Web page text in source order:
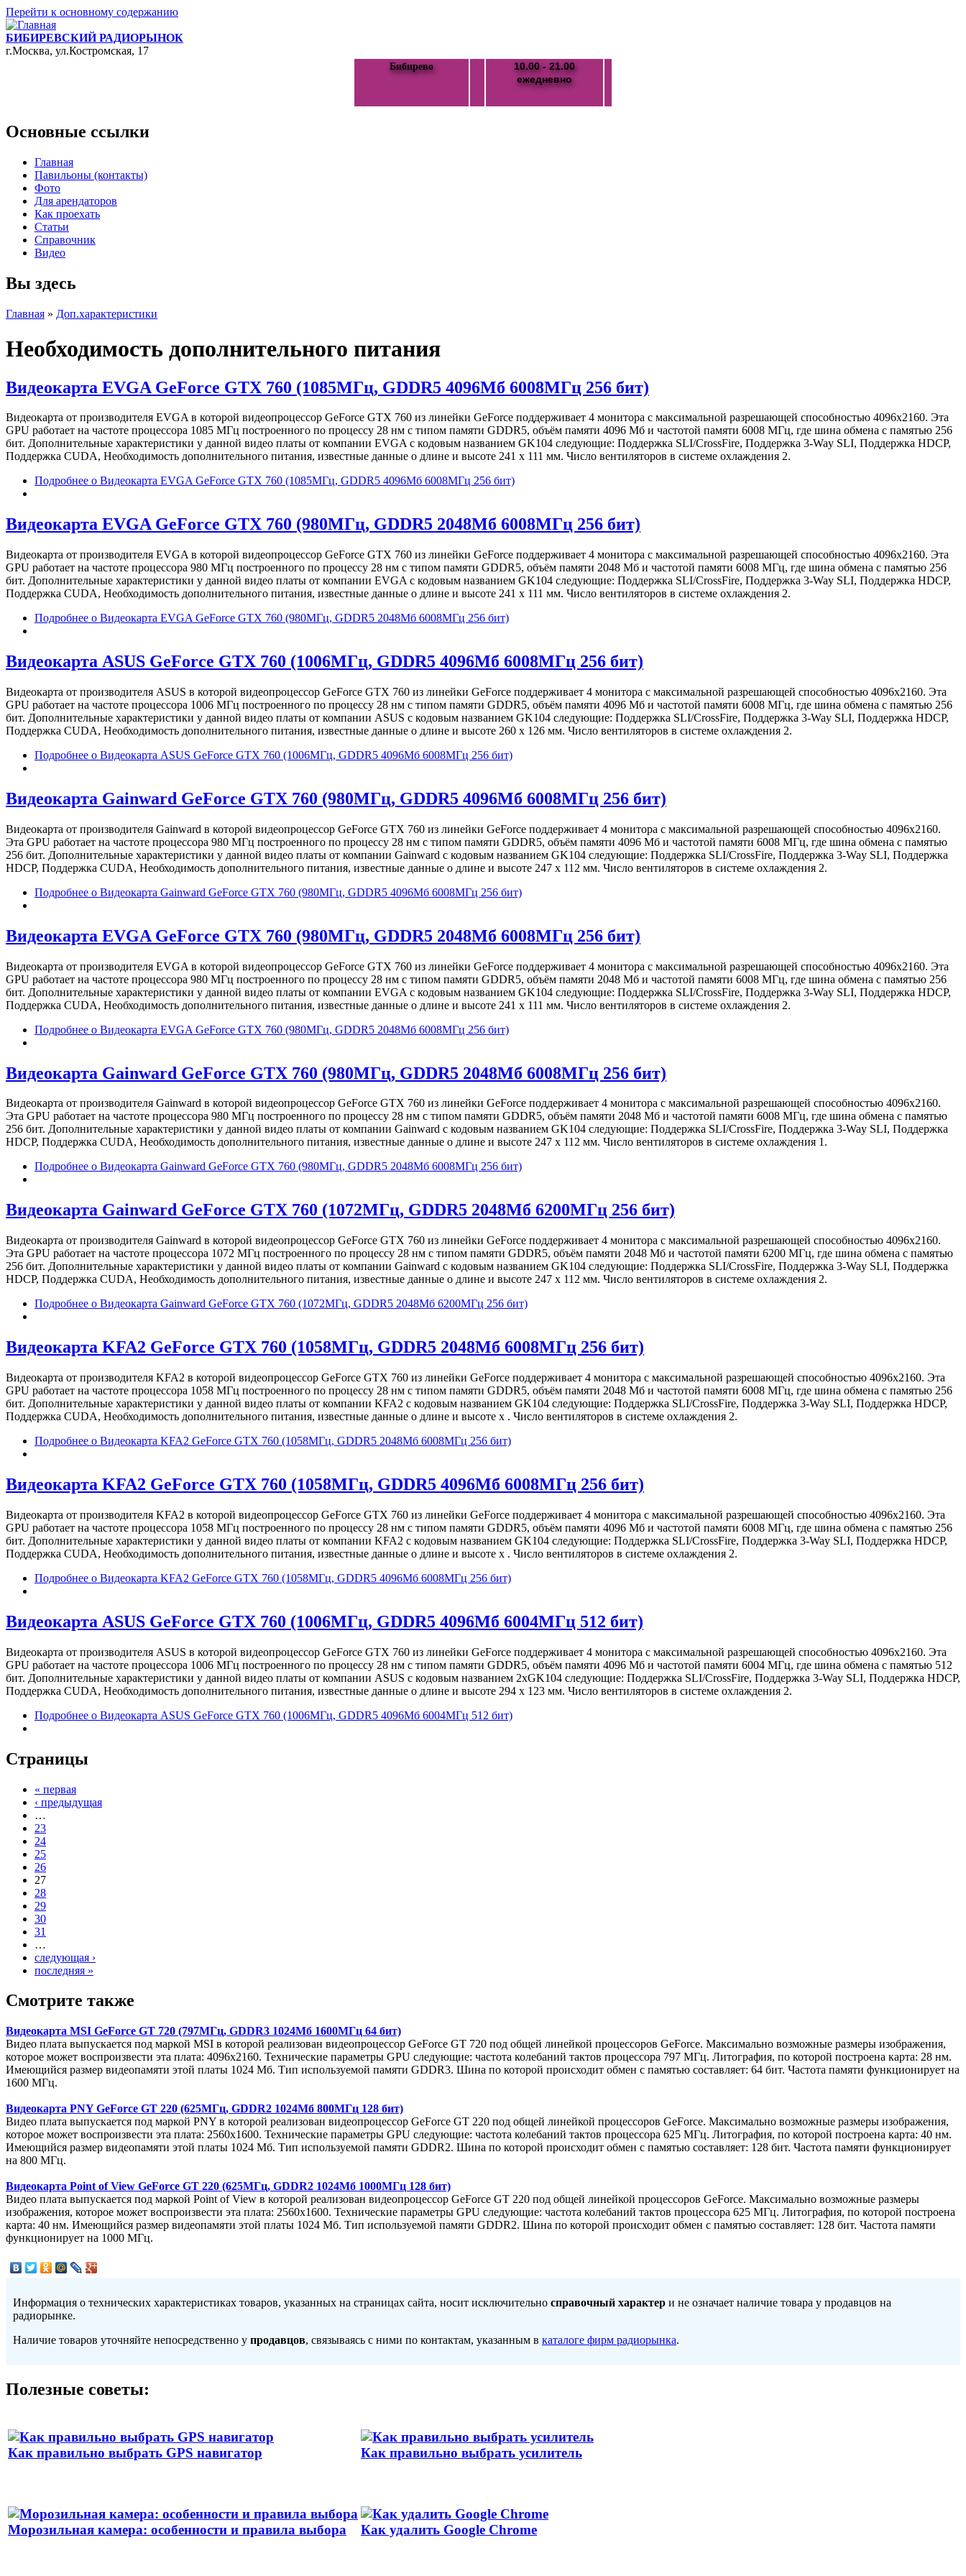
Перейти к основному содержанию
БИБИРЕВСКИЙ РАДИОРЫНОК
г.Москва, ул.Костромская, 17
Бибирево
10.00 - 21.00
ежедневно
Основные ссылки
Главная
Павильоны (контакты)
Фото
Для арендаторов
Как проехать
Статьи
Справочник
Видео
Вы здесь
Главная » Доп.характеристики
Необходимость дополнительного питания
Видеокарта EVGA GeForce GTX 760 (1085МГц, GDDR5 4096Мб 6008МГц 256 бит)
Видеокарта от производителя EVGA в которой видеопроцессор GeForce GTX 760 из линейки GeForce поддерживает 4 монитора с максимальной разрешающей способностью 4096x2160. Эта
GPU работает на частоте процессора 1085 МГц построенного по процессу 28 нм с типом памяти GDDR5, объём памяти 4096 Мб и частотой памяти 6008 МГц, где шина обмена с памятью 256
бит. Дополнительные характеристики у данной видео платы от компании EVGA с кодовым названием GK104 следующие: Поддержка SLI/CrossFire, Поддержка 3-Way SLI, Поддержка HDCP,
Поддержка CUDA, Необходимость дополнительного питания, известные данные о длине и высоте 241 х 111 мм. Число вентиляторов в системе охлаждения 2.
Подробнее о Видеокарта EVGA GeForce GTX 760 (1085МГц, GDDR5 4096Мб 6008МГц 256 бит)
Видеокарта EVGA GeForce GTX 760 (980МГц, GDDR5 2048Мб 6008МГц 256 бит)
Видеокарта от производителя EVGA в которой видеопроцессор GeForce GTX 760 из линейки GeForce поддерживает 4 монитора с максимальной разрешающей способностью 4096x2160. Эта
GPU работает на частоте процессора 980 МГц построенного по процессу 28 нм с типом памяти GDDR5, объём памяти 2048 Мб и частотой памяти 6008 МГц, где шина обмена с памятью 256
бит. Дополнительные характеристики у данной видео платы от компании EVGA с кодовым названием GK104 следующие: Поддержка SLI/CrossFire, Поддержка 3-Way SLI, Поддержка HDCP,
Поддержка CUDA, Необходимость дополнительного питания, известные данные о длине и высоте 241 х 111 мм. Число вентиляторов в системе охлаждения 2.
Подробнее о Видеокарта EVGA GeForce GTX 760 (980МГц, GDDR5 2048Мб 6008МГц 256 бит)
Видеокарта ASUS GeForce GTX 760 (1006МГц, GDDR5 4096Мб 6008МГц 256 бит)
Видеокарта от производителя ASUS в которой видеопроцессор GeForce GTX 760 из линейки GeForce поддерживает 4 монитора с максимальной разрешающей способностью 4096x2160. Эта
GPU работает на частоте процессора 1006 МГц построенного по процессу 28 нм с типом памяти GDDR5, объём памяти 4096 Мб и частотой памяти 6008 МГц, где шина обмена с памятью 256
бит. Дополнительные характеристики у данной видео платы от компании ASUS с кодовым названием GK104 следующие: Поддержка SLI/CrossFire, Поддержка 3-Way SLI, Поддержка HDCP,
Поддержка CUDA, Необходимость дополнительного питания, известные данные о длине и высоте 260 х 126 мм. Число вентиляторов в системе охлаждения 2.
Подробнее о Видеокарта ASUS GeForce GTX 760 (1006МГц, GDDR5 4096Мб 6008МГц 256 бит)
Видеокарта Gainward GeForce GTX 760 (980МГц, GDDR5 4096Мб 6008МГц 256 бит)
Видеокарта от производителя Gainward в которой видеопроцессор GeForce GTX 760 из линейки GeForce поддерживает 4 монитора с максимальной разрешающей способностью 4096x2160.
Эта GPU работает на частоте процессора 980 МГц построенного по процессу 28 нм с типом памяти GDDR5, объём памяти 4096 Мб и частотой памяти 6008 МГц, где шина обмена с памятью
256 бит. Дополнительные характеристики у данной видео платы от компании Gainward с кодовым названием GK104 следующие: Поддержка SLI/CrossFire, Поддержка 3-Way SLI, Поддержка
HDCP, Поддержка CUDA, Необходимость дополнительного питания, известные данные о длине и высоте 247 х 112 мм. Число вентиляторов в системе охлаждения 2.
Подробнее о Видеокарта Gainward GeForce GTX 760 (980МГц, GDDR5 4096Мб 6008МГц 256 бит)
Видеокарта EVGA GeForce GTX 760 (980МГц, GDDR5 2048Мб 6008МГц 256 бит)
Видеокарта от производителя EVGA в которой видеопроцессор GeForce GTX 760 из линейки GeForce поддерживает 4 монитора с максимальной разрешающей способностью 4096x2160. Эта
GPU работает на частоте процессора 980 МГц построенного по процессу 28 нм с типом памяти GDDR5, объём памяти 2048 Мб и частотой памяти 6008 МГц, где шина обмена с памятью 256
бит. Дополнительные характеристики у данной видео платы от компании EVGA с кодовым названием GK104 следующие: Поддержка SLI/CrossFire, Поддержка 3-Way SLI, Поддержка HDCP,
Поддержка CUDA, Необходимость дополнительного питания, известные данные о длине и высоте 241 х 111 мм. Число вентиляторов в системе охлаждения 2.
Подробнее о Видеокарта EVGA GeForce GTX 760 (980МГц, GDDR5 2048Мб 6008МГц 256 бит)
Видеокарта Gainward GeForce GTX 760 (980МГц, GDDR5 2048Мб 6008МГц 256 бит)
Видеокарта от производителя Gainward в которой видеопроцессор GeForce GTX 760 из линейки GeForce поддерживает 4 монитора с максимальной разрешающей способностью 4096x2160.
Эта GPU работает на частоте процессора 980 МГц построенного по процессу 28 нм с типом памяти GDDR5, объём памяти 2048 Мб и частотой памяти 6008 МГц, где шина обмена с памятью
256 бит. Дополнительные характеристики у данной видео платы от компании Gainward с кодовым названием GK104 следующие: Поддержка SLI/CrossFire, Поддержка 3-Way SLI, Поддержка
HDCP, Поддержка CUDA, Необходимость дополнительного питания, известные данные о длине и высоте 247 х 112 мм. Число вентиляторов в системе охлаждения 1.
Подробнее о Видеокарта Gainward GeForce GTX 760 (980МГц, GDDR5 2048Мб 6008МГц 256 бит)
Видеокарта Gainward GeForce GTX 760 (1072МГц, GDDR5 2048Мб 6200МГц 256 бит)
Видеокарта от производителя Gainward в которой видеопроцессор GeForce GTX 760 из линейки GeForce поддерживает 4 монитора с максимальной разрешающей способностью 4096x2160.
Эта GPU работает на частоте процессора 1072 МГц построенного по процессу 28 нм с типом памяти GDDR5, объём памяти 2048 Мб и частотой памяти 6200 МГц, где шина обмена с памятью
256 бит. Дополнительные характеристики у данной видео платы от компании Gainward с кодовым названием GK104 следующие: Поддержка SLI/CrossFire, Поддержка 3-Way SLI, Поддержка
HDCP, Поддержка CUDA, Необходимость дополнительного питания, известные данные о длине и высоте 247 х 112 мм. Число вентиляторов в системе охлаждения 2.
Подробнее о Видеокарта Gainward GeForce GTX 760 (1072МГц, GDDR5 2048Мб 6200МГц 256 бит)
Видеокарта KFA2 GeForce GTX 760 (1058МГц, GDDR5 2048Мб 6008МГц 256 бит)
Видеокарта от производителя KFA2 в которой видеопроцессор GeForce GTX 760 из линейки GeForce поддерживает 4 монитора с максимальной разрешающей способностью 4096x2160. Эта
GPU работает на частоте процессора 1058 МГц построенного по процессу 28 нм с типом памяти GDDR5, объём памяти 2048 Мб и частотой памяти 6008 МГц, где шина обмена с памятью 256
бит. Дополнительные характеристики у данной видео платы от компании KFA2 с кодовым названием GK104 следующие: Поддержка SLI/CrossFire, Поддержка 3-Way SLI, Поддержка HDCP,
Поддержка CUDA, Необходимость дополнительного питания, известные данные о длине и высоте х . Число вентиляторов в системе охлаждения 2.
Подробнее о Видеокарта KFA2 GeForce GTX 760 (1058МГц, GDDR5 2048Мб 6008МГц 256 бит)
Видеокарта KFA2 GeForce GTX 760 (1058МГц, GDDR5 4096Мб 6008МГц 256 бит)
Видеокарта от производителя KFA2 в которой видеопроцессор GeForce GTX 760 из линейки GeForce поддерживает 4 монитора с максимальной разрешающей способностью 4096x2160. Эта
GPU работает на частоте процессора 1058 МГц построенного по процессу 28 нм с типом памяти GDDR5, объём памяти 4096 Мб и частотой памяти 6008 МГц, где шина обмена с памятью 256
бит. Дополнительные характеристики у данной видео платы от компании KFA2 с кодовым названием GK104 следующие: Поддержка SLI/CrossFire, Поддержка 3-Way SLI, Поддержка HDCP,
Поддержка CUDA, Необходимость дополнительного питания, известные данные о длине и высоте х . Число вентиляторов в системе охлаждения 2.
Подробнее о Видеокарта KFA2 GeForce GTX 760 (1058МГц, GDDR5 4096Мб 6008МГц 256 бит)
Видеокарта ASUS GeForce GTX 760 (1006МГц, GDDR5 4096Мб 6004МГц 512 бит)
Видеокарта от производителя ASUS в которой видеопроцессор GeForce GTX 760 из линейки GeForce поддерживает 4 монитора с максимальной разрешающей способностью 4096x2160. Эта
GPU работает на частоте процессора 1006 МГц построенного по процессу 28 нм с типом памяти GDDR5, объём памяти 4096 Мб и частотой памяти 6004 МГц, где шина обмена с памятью 512
бит. Дополнительные характеристики у данной видео платы от компании ASUS с кодовым названием 2xGK104 следующие: Поддержка SLI/CrossFire, Поддержка 3-Way SLI, Поддержка HDCP,
Поддержка CUDA, Необходимость дополнительного питания, известные данные о длине и высоте 294 х 123 мм. Число вентиляторов в системе охлаждения 2.
Подробнее о Видеокарта ASUS GeForce GTX 760 (1006МГц, GDDR5 4096Мб 6004МГц 512 бит)
Страницы
« первая
‹ предыдущая
…
23
24
25
26
27
28
29
30
31
…
следующая ›
последняя »
Смотрите также
Видеокарта MSI GeForce GT 720 (797МГц, GDDR3 1024Мб 1600МГц 64 бит)
Видео плата выпускается под маркой MSI в которой реализован видеопроцессор GeForce GT 720 под общей линейкой процессоров GeForce. Максимально возможные размеры изображения,
которое может воспроизвести эта плата: 4096x2160. Технические параметры GPU следующие: частота колебаний тактов процессора 797 МГц. Литография, по которой построена карта: 28 нм.
Имеющийся размер видеопамяти этой платы 1024 Мб. Тип используемой памяти GDDR3. Шина по которой происходит обмен с памятью составляет: 64 бит. Частота памяти функционирует на
1600 МГц.
Видеокарта PNY GeForce GT 220 (625МГц, GDDR2 1024Мб 800МГц 128 бит)
Видео плата выпускается под маркой PNY в которой реализован видеопроцессор GeForce GT 220 под общей линейкой процессоров GeForce. Максимально возможные размеры изображения,
которое может воспроизвести эта плата: 2560x1600. Технические параметры GPU следующие: частота колебаний тактов процессора 625 МГц. Литография, по которой построена карта: 40 нм.
Имеющийся размер видеопамяти этой платы 1024 Мб. Тип используемой памяти GDDR2. Шина по которой происходит обмен с памятью составляет: 128 бит. Частота памяти функционирует
на 800 МГц.
Видеокарта Point of View GeForce GT 220 (625МГц, GDDR2 1024Мб 1000МГц 128 бит)
Видео плата выпускается под маркой Point of View в которой реализован видеопроцессор GeForce GT 220 под общей линейкой процессоров GeForce. Максимально возможные размеры
изображения, которое может воспроизвести эта плата: 2560x1600. Технические параметры GPU следующие: частота колебаний тактов процессора 625 МГц. Литография, по которой построена
карта: 40 нм. Имеющийся размер видеопамяти этой платы 1024 Мб. Тип используемой памяти GDDR2. Шина по которой происходит обмен с памятью составляет: 128 бит. Частота памяти
функционирует на 1000 МГц.
Информация о технических характеристиках товаров, указанных на страницах сайта, носит исключительно справочный характер и не означает наличие товара у продавцов на
радиорынке.
Наличие товаров уточняйте непосредственно у продавцов, связываясь с ними по контактам, указанным в каталоге фирм радиорынка.
Полезные советы:
Как правильно выбрать GPS навигатор Как правильно выбрать усилитель
Морозильная камера: особенности и правила выбора Как удалить Google Chrome